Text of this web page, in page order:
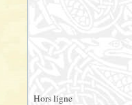
Hors ligne